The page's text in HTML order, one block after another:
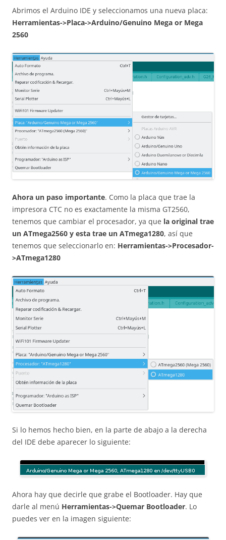
Abrimos el Arduino IDE y seleccionamos una nueva placa:
Herramientas->Placa->Arduino/Genuino Mega or Mega
2560
Ahora un paso importante. Como la placa que trae la
impresora CTC no es exactamente la misma GT2560,
tenemos que cambiar el procesador, ya que la original trae
un ATmega2560 y esta trae un ATmega1280, así que
tenemos que seleccionarlo en: Herramientas->Procesador-
>ATmega1280
Si lo hemos hecho bien, en la parte de abajo a la derecha
del IDE debe aparecer lo siguiente:
Ahora hay que decirle que grabe el Bootloader. Hay que
darle al menú Herramientas->Quemar Bootloader. Lo
puedes ver en la imagen siguiente: